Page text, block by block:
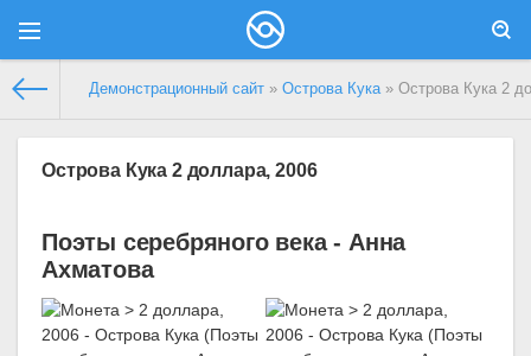
Демонстрационный сайт » Острова Кука» Острова Кука 2
Острова Кука 2 доллара, 2006
Поэты серебряного века - Анна
Ахматова